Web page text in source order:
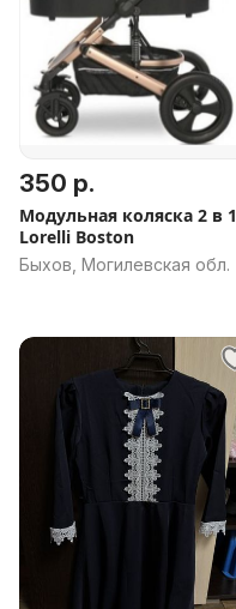
350 р.
Модульная коляска 2 в 1
Lorelli Boston
Быхов, Могилевская обл.